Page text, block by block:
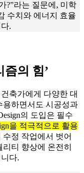
?”라는 질문에, 미학
수치와 에너지 효율
.
즘의 힘’
축가에게 다양한 대
용하면서도 시공성과
의 도입은 필수
을 적극적으로 활용
정 작업에서 벗어
티 향상에 온전히
다.